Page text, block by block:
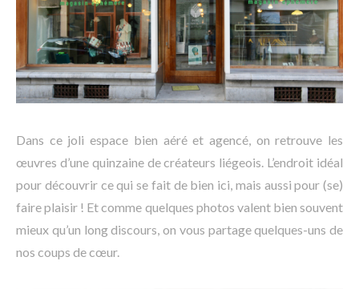
Dans ce joli espace bien aéré et agencé, on retrouve les
œuvres d’une quinzaine de créateurs liégeois. L’endroit idéal
pour découvrir ce qui se fait de bien ici, mais aussi pour (se)
faire plaisir ! Et comme quelques photos valent bien souvent
mieux qu’un long discours, on vous partage quelques-uns de
nos coups de cœur.